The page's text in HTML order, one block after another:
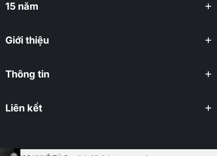
15 năm
Giới thiệu
Thông tin
Liên kết